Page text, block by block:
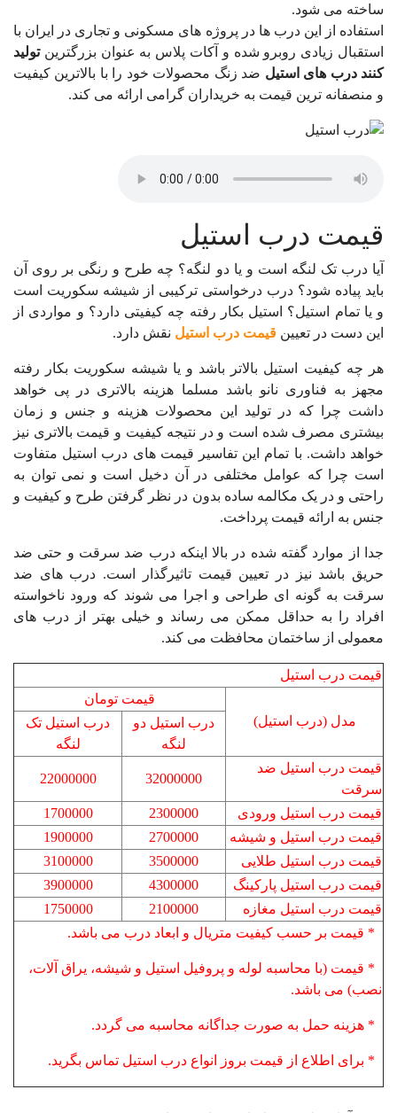
ساخته می شود.
استفاده از این درب ها در پروژه های مسکونی و تجاری در ایران با
استقبال زیادی روبرو شده و آکات پلاس به عنوان بزرگترینتولید
کنند درب های استیل ضد زنگ محصولات خود را با بالاترین کیفیت
و منصفانه ترین قیمت به خریداران گرامی ارائه می کند.
قیمت درب استیل
آیا درب تک لنگه است و یا دو لنگه؟ چه طرح و رنگی بر روی آن
باید پیاده شود؟ درب درخواستی ترکیبی از شیشه سکوریت است
و یا تمام استیل؟ استیل بکار رفته چه کیفیتی دارد؟ و مواردی از
این دست در تعیین قیمت درب استیل نقش دارد.
هر چه کیفیت استیل بالاتر باشد و یا شیشه سکوریت بکار رفته
مجهز به فناوری نانو باشد مسلما هزینه بالاتری در پی خواهد
داشت چرا که در تولید این محصولات هزینه و جنس و زمان
بیشتری مصرف شده است و در نتیجه کیفیت و قیمت بالاتری نیز
خواهد داشت. با تمام این تفاسیر قیمت های درب استیل متفاوت
است چرا که عوامل مختلفی در آن دخیل است و نمی توان به
راحتی و در یک مکالمه ساده بدون در نظر گرفتن طرح و کیفیت و
جنس به ارائه قیمت پرداخت.
جدا از موارد گفته شده در بالا اینکه درب ضد سرقت و حتی ضد
حریق باشد نیز در تعیین قیمت تاثیرگذار است. درب های ضد
سرقت به گونه ای طراحی و اجرا می شوند که ورود ناخواسته
افراد را به حداقل ممکن می رساند و خیلی بهتر از درب های
معمولی از ساختمان محافظت می کند.
قیمت درب استیل
مدل (درب استیل)
قیمت تومان
درب استیل دو
لنگه
درب استیل تک
لنگه
قیمت درب استیل ضد
سرقت
32000000
22000000
قیمت درب استیل ورودی 2300000
1700000
قیمت درب استیل و شیشه
2700000
1900000
قیمت درب استیل طلایی
3500000
3100000
قیمت درب استیل پارکینگ
4300000
3900000
قیمت درب استیل مغازه
2100000
1750000
* قیمت بر حسب کیفیت متریال و ابعاد درب می باشد.
* قیمت (با محاسبه لوله و پروفیل استیل و شیشه، یراق آلات،
نصب) می باشد.
* هزینه حمل به صورت جداگانه محاسبه می گردد.
* برای اطلاع از قیمت بروز انواع درب استیل تماس بگرید.